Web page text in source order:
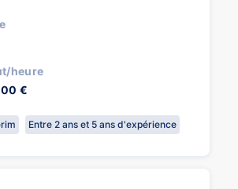
heure
€
Entre 2 ans et 5 ans d'expérience